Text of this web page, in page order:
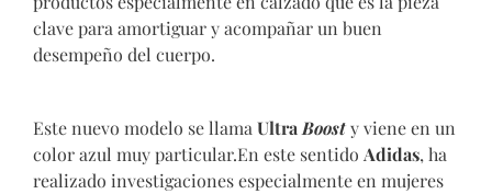
clave para amortiguar y acompañar un buen
desempeño del cuerpo.
Este nuevo modelo se llama Ultra Boosty viene en un
color azul muy particular.En este sentido Adidas, ha
realizado investigaciones especialmente en mujeres